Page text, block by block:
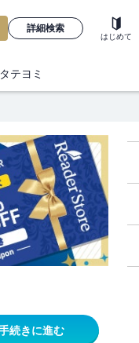
詳細検索
はじめて
タテヨミ
続きに進む